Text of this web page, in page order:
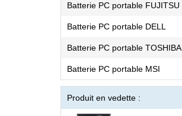
Batterie PC portable FUJITSU
Batterie PC portable DELL
Batterie PC portable TOSHIBA
Batterie PC portable MSI
Produit en vedette :